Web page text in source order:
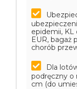
epidemii,
EUR, bagaż
chorób
Dla
podręczny o
cm (do